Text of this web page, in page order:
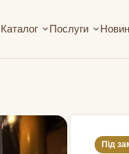
Каталог Послуги
Під